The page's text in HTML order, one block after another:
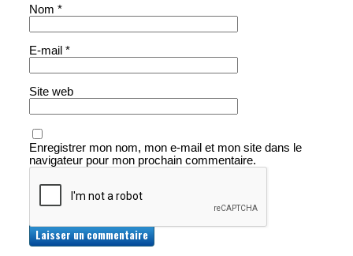
Nom*
E-mail*
Site web
Enregistrer mon nom, mon e-mail et mon site dans le
navigateur pour mon prochain commentaire.